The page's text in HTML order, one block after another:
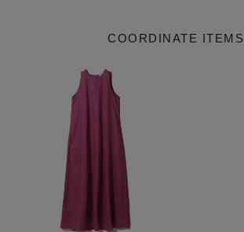
COORDINATE ITEMS